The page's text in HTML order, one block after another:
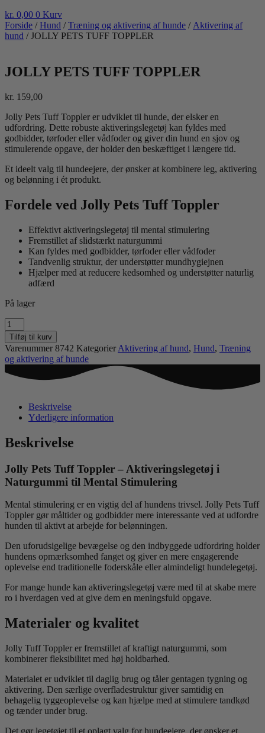
kr. 0,00 0 Kurv
Forside /Hund /Træning og aktivering af hunde / Aktivering af
hund / JOLLY PETS TUFF TOPPLER
JOLLY PETS TUFF TOPPLER
kr. 159,00
Jolly Pets Tuff Toppler er udviklet til hunde, der elsker en
udfordring. Dette robuste aktiveringslegetøj kan fyldes med
godbidder, tørfoder eller vådfoder og giver din hund en sjov og
stimulerende opgave, der holder den beskæftiget i længere tid.
Et ideelt valg til hundeejere, der ønsker at kombinere leg, aktivering
og belønning i ét produkt.
Fordele ved Jolly Pets Tuff Toppler
Effektivt aktiveringslegetøj til mental stimulering
Fremstillet af slidstærkt naturgummi
Kan fyldes med godbidder, tørfoder eller vådfoder
Tandvenlig struktur, der understøtter mundhygiejnen
Hjælper med at reducere kedsomhed og understøtter naturlig
adfærd
På lager
JOLLY
PETS
TUFF
TOPPLER
antal
Tilføj til kurv
Varenummer 8742 Kategorier Aktivering af hund, Hund, Træning
og aktivering af hunde
Beskrivelse
Yderligere information
Beskrivelse
Jolly Pets Tuff Toppler – Aktiveringslegetøj i
Naturgummi til Mental Stimulering
Mental stimulering er en vigtig del af hundens trivsel. Jolly Pets Tuff
Toppler gør måltider og godbidder mere interessante ved at udfordre
hunden til aktivt at arbejde for belønningen.
Den uforudsigelige bevægelse og den indbyggede udfordring holder
hundens opmærksomhed fanget og giver en mere engagerende
oplevelse end traditionelle foderskåle eller almindeligt hundelegetøj.
For mange hunde kan aktiveringslegetøj være med til at skabe mere
ro i hverdagen ved at give dem en meningsfuld opgave.
Materialer og kvalitet
Jolly Tuff Toppler er fremstillet af kraftigt naturgummi, som
kombinerer fleksibilitet med høj holdbarhed.
Materialet er udviklet til daglig brug og tåler gentagen tygning og
aktivering. Den særlige overfladestruktur giver samtidig en
behagelig tyggeoplevelse og kan hjælpe med at stimulere tandkød
og tænder under brug.